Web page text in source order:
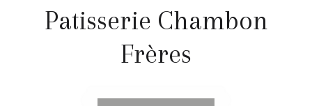
Patisserie Chambon
Frères